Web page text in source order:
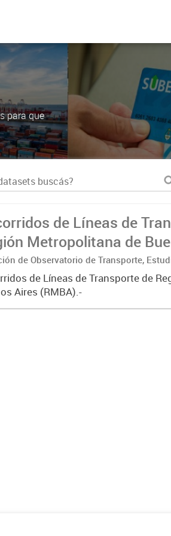
para que
de Líneas de
Metropolitana de
de Observatorio de Transporte,
de Líneas de Transporte de
Aires (RMBA).-